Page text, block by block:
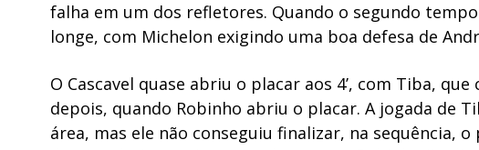
falha em um dos refletores. Quando o segundo
longe, com Michelon exigindo uma boa defesa de
O Cascavel quase abriu o placar aos 4’, com Tiba,
depois, quando Robinho abriu o placar. A jogada de
área, mas ele não conseguiu finalizar, na sequência,